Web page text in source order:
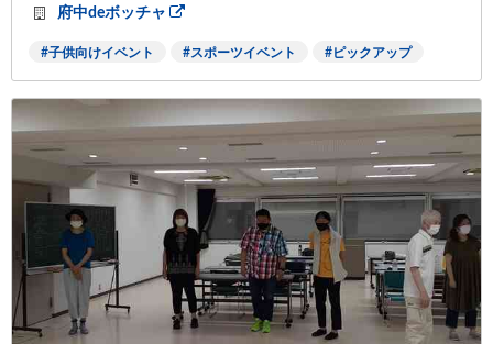
府中deボッチャ
子供向けイベント スポーツイベント ピックアップ